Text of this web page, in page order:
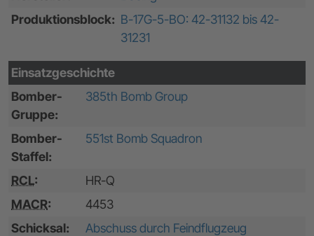
Produktionsblock: B-17G-5-BO: 42-31132 bis 42-
31231
Einsatzgeschichte
Bomber-
Gruppe:
385th Bomb Group
Bomber-
Staffel:
551st Bomb Squadron
RCL:
HR-Q
MACR:
4453
Schicksal:
Abschuss durch Feindflugzeug